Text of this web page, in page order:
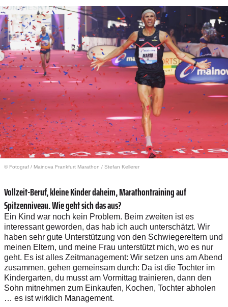
© Fotograf / Mainova Frankfurt Marathon / Stefan Kellerer
Vollzeit-Beruf, kleine Kinder daheim, Marathontraining auf
Spitzenniveau. Wie geht sich das aus?
Ein Kind war noch kein Problem. Beim zweiten ist es
interessant geworden, das hab ich auch unterschätzt. Wir
haben sehr gute Unterstützung von den Schwiegereltern und
meinen Eltern, und meine Frau unterstützt mich, wo es nur
geht. Es ist alles Zeitmanagement: Wir setzen uns am Abend
zusammen, gehen gemeinsam durch: Da ist die Tochter im
Kindergarten, du musst am Vormittag trainieren, dann den
Sohn mitnehmen zum Einkaufen, Kochen, Tochter abholen
… es ist wirklich Management.